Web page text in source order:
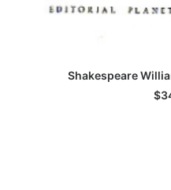
Shakespeare
$